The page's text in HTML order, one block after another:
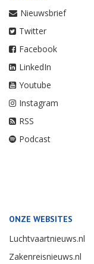
Nieuwsbrief
Twitter
Facebook
LinkedIn
Youtube
Instagram
RSS
Podcast
ONZE WEBSITES
Luchtvaartnieuws.nl
Zakenreisnieuws.nl